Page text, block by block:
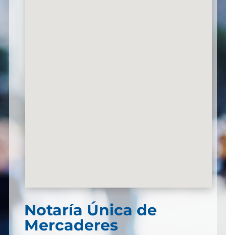
Notaría Única de
Mercaderes